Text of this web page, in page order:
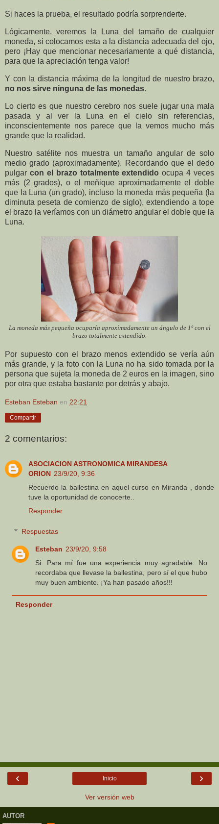
Si haces la prueba, el resultado podría sorprenderte.
Lógicamente, veremos la Luna del tamaño de cualquier
moneda, si colocamos esta a la distancia adecuada del ojo,
pero ¡Hay que mencionar necesariamente a qué distancia,
para que la apreciación tenga valor!
Y con la distancia máxima de la longitud de nuestro brazo,
no nos sirve ninguna de las monedas.
Lo cierto es que nuestro cerebro nos suele jugar una mala
pasada y al ver la Luna en el cielo sin referencias,
inconscientemente nos parece que la vemos mucho más
grande que la realidad.
Nuestro satélite nos muestra un tamaño angular de solo
medio grado (aproximadamente). Recordando que el dedo
pulgar con el brazo totalmente extendido ocupa 4 veces
más (2 grados), o el meñique aproximadamente el doble
que la Luna (un grado), incluso la moneda más pequeña (la
diminuta peseta de comienzo de siglo), extendiendo a tope
el brazo la veríamos con un diámetro angular el doble que la
Luna.
La moneda más pequeña ocuparía aproximadamente un ángulo de 1º con el
brazo totalmente extendido.
Por supuesto con el brazo menos extendido se vería aún
más grande, y la foto con la Luna no ha sido tomada por la
persona que sujeta la moneda de 2 euros en la imagen, sino
por otra que estaba bastante por detrás y abajo.
Esteban Esteban en 22:21
Compartir
2 comentarios:
ASOCIACION ASTRONOMICA MIRANDESA
ORION 23/9/20, 9:36
Recuerdo la ballestina en aquel curso en Miranda , donde
tuve la oportunidad de conocerte..
Responder
Respuestas
Esteban 23/9/20, 9:58
Si. Para mí fue una experiencia muy agradable. No
recordaba que llevase la ballestina, pero sí el que hubo
muy buen ambiente. ¡Ya han pasado años!!!
Responder
‹ ›
Inicio
Ver versión web
AUTOR